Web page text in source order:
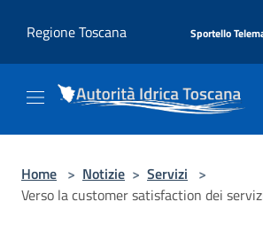
Regione Toscana
Sportello
Home > Notizie > Servizi >
Verso la customer satisfaction dei